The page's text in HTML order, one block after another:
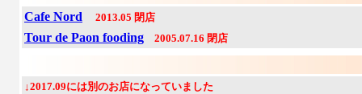
Cafe Nord 2013.05 閉店
Tour de Paon fooding 2005.07.16 閉店
↓2017.09には別のお店になっていました